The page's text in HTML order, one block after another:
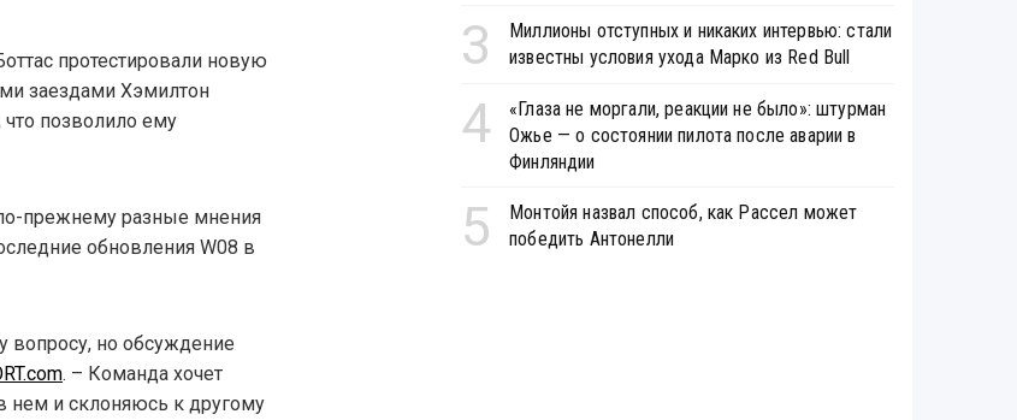
протестировали новую
заездами Хэмилтон
позволило ему
прежнему разные мнения
обновления W08 в
вопросу, но обсуждение
. – Команда хочет
нем и склоняюсь к другому
3
Миллионы отступных и никаких интервью: стали
известны условия ухода Марко из Red Bull
4
«Глаза не моргали, реакции не было»: штурман
Ожье — о состоянии пилота после аварии в
Финляндии
5
Монтойя назвал способ, как Рассел может
победить Антонелли